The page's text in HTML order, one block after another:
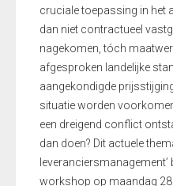
cruciale toepassing in het
dan niet contractueel
nagekomen, tóch
afgesproken landelijke
aangekondigde
situatie worden
een dreigend conflict
dan doen? Dit actuele
leveranciersmanagement’
workshop op maandag 28